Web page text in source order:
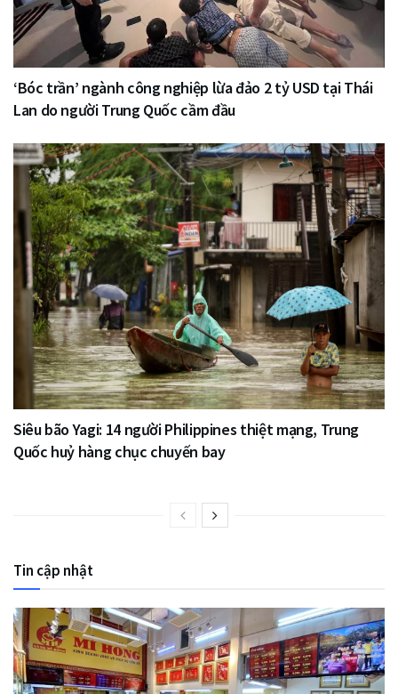
‘Bóc trần’ ngành công nghiệp lừa đảo 2 tỷ USD tại Thái
Lan do người Trung Quốc cầm đầu
Siêu bão Yagi: 14 người Philippines thiệt mạng, Trung
Quốc huỷ hàng chục chuyến bay
Tin cập nhật